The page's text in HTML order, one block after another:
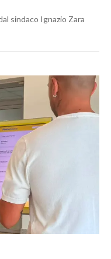
sindaco Ignazio Zara